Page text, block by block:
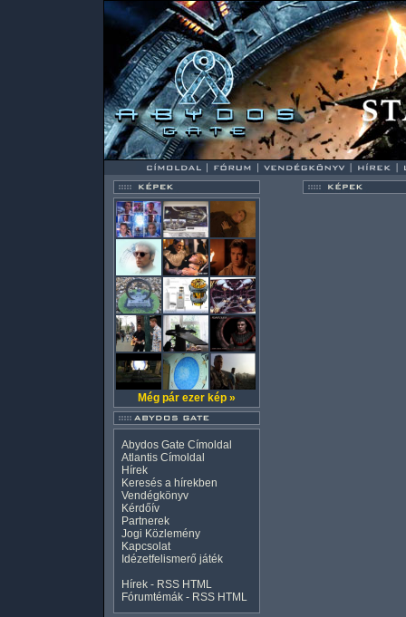
Még pár ezer kép »
Abydos Gate Címoldal
Atlantis Címoldal
Hírek
Keresés a hírekben
Vendégkönyv
Kérdőív
Partnerek
Jogi Közlemény
Kapcsolat
Idézetfelismerő játék
Hírek - RSS HTML
Fórumtémák - RSS HTML